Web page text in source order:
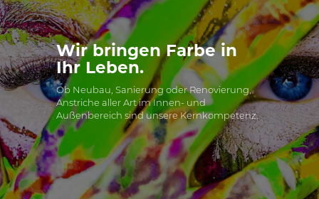
Wir bringen Farbe in
Ihr Leben.
Ob Neubau, Sanierung oder Renovierung,
Anstriche aller Art im Innen- und
Außenbereich sind unsere Kernkompetenz.